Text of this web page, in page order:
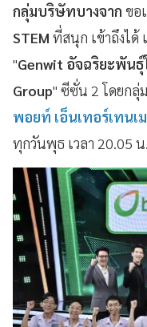
กลุ่มบริษัทบางจาก ขอ
STEM ที่สนุก เข้าถึงได้
"Genwit อัจฉริยะพันธุ์
Group" ซีซั่น 2 โดยกลุ่
พอยท์ เอ็นเทอร์เทนเ
ทุกวันพุธ เวลา 20.05